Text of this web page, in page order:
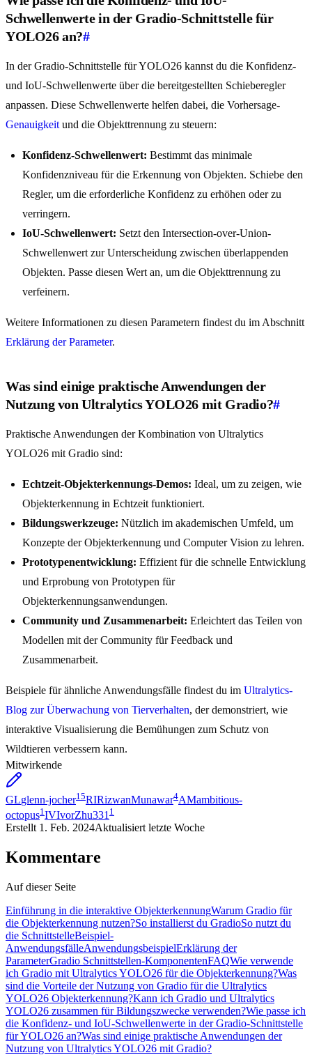
Schwellenwerte in der Gradio-Schnittstelle für
YOLO26 an?#
In der Gradio-Schnittstelle für YOLO26 kannst du die Konfidenz-
und IoU-Schwellenwerte über die bereitgestellten Schieberegler
anpassen. Diese Schwellenwerte helfen dabei, die Vorhersage-
Genauigkeit und die Objekttrennung zu steuern:
Konfidenz-Schwellenwert: Bestimmt das minimale
Konfidenzniveau für die Erkennung von Objekten. Schiebe den
Regler, um die erforderliche Konfidenz zu erhöhen oder zu
verringern.
IoU-Schwellenwert: Setzt den Intersection-over-Union-
Schwellenwert zur Unterscheidung zwischen überlappenden
Objekten. Passe diesen Wert an, um die Objekttrennung zu
verfeinern.
Weitere Informationen zu diesen Parametern findest du im Abschnitt
Erklärung der Parameter.
Was sind einige praktische Anwendungen der
Nutzung von Ultralytics YOLO26 mit Gradio?#
Praktische Anwendungen der Kombination von Ultralytics
YOLO26 mit Gradio sind:
Echtzeit-Objekterkennungs-Demos: Ideal, um zu zeigen, wie
Objekterkennung in Echtzeit funktioniert.
Bildungswerkzeuge: Nützlich im akademischen Umfeld, um
Konzepte der Objekterkennung und Computer Vision zu lehren.
Prototypenentwicklung: Effizient für die schnelle Entwicklung
und Erprobung von Prototypen für
Objekterkennungsanwendungen.
Community und Zusammenarbeit: Erleichtert das Teilen von
Modellen mit der Community für Feedback und
Zusammenarbeit.
Beispiele für ähnliche Anwendungsfälle findest du im Ultralytics-
Blog zur Überwachung von Tierverhalten, der demonstriert, wie
interaktive Visualisierung die Bemühungen zum Schutz von
Wildtieren verbessern kann.
Mitwirkende
GLglenn-jocher15RIRizwanMunawar4AMambitious-
octopus1 IVIvorZhu331 1
Erstellt 1. Feb. 2024Aktualisiert letzte Woche
Kommentare
Auf dieser Seite
Einführung in die interaktive ObjekterkennungWarum Gradio für
die Objekterkennung nutzen?So installierst du GradioSo nutzt du
die SchnittstelleBeispiel-
AnwendungsfälleAnwendungsbeispielErklärung der
ParameterGradio Schnittstellen-KomponentenFAQWie verwende
ich Gradio mit Ultralytics YOLO26 für die Objekterkennung?Was
sind die Vorteile der Nutzung von Gradio für die Ultralytics
YOLO26 Objekterkennung?Kann ich Gradio und Ultralytics
YOLO26 zusammen für Bildungszwecke verwenden?Wie passe ich
die Konfidenz- und IoU-Schwellenwerte in der Gradio-Schnittstelle
für YOLO26 an?Was sind einige praktische Anwendungen der
Nutzung von Ultralytics YOLO26 mit Gradio?